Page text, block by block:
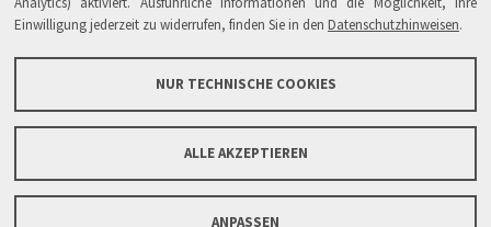
Einwilligung jederzeit zu widerrufen, finden Sie in den Datenschutzhinweisen.
NUR TECHNISCHE COOKIES
ALLE AKZEPTIEREN
ANPASSEN
Zittau/Görlitz
Sicherheit
Links
FAQGrundsätze & SicherheitÜber WIKWAYNews & PresseBarrierefreiheit
Kontaktformular